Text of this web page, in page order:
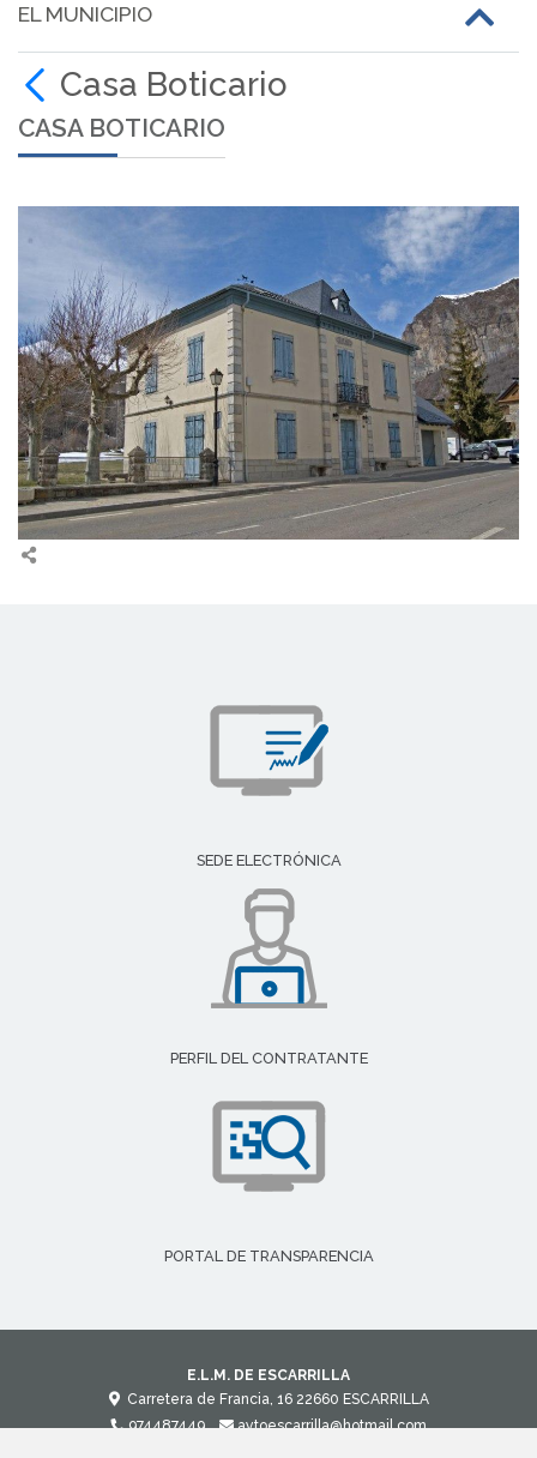
EL MUNICIPIO
Casa Boticario
CASA BOTICARIO
SEDE ELECTRÓNICA
PERFIL DEL CONTRATANTE
PORTAL DE TRANSPARENCIA
E.L.M. DE ESCARRILLA
Carretera de Francia, 16 22660 ESCARRILLA
974487449
aytoescarrilla@hotmail.com